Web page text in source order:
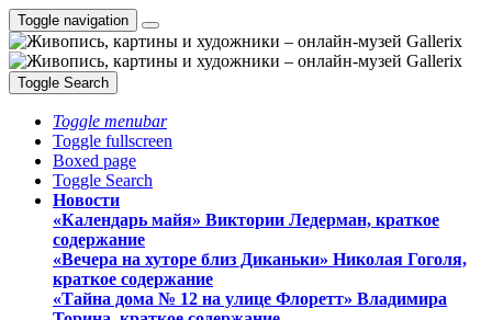
Toggle navigation
Toggle Search
Toggle menubar
Toggle fullscreen
Boxed page
Toggle Search
Новости
«Календарь майя» Виктории Ледерман, краткое
содержание
«Вечера на хуторе близ Диканьки» Николая Гоголя,
краткое содержание
«Тайна дома № 12 на улице Флоретт» Владимира